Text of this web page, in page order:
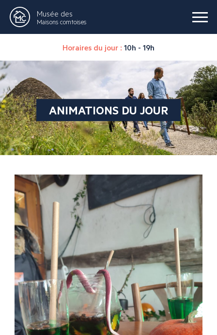
Musée des
Maisons comtoises
Horaires du jour : 10h - 19h
ANIMATIONS DU JOUR